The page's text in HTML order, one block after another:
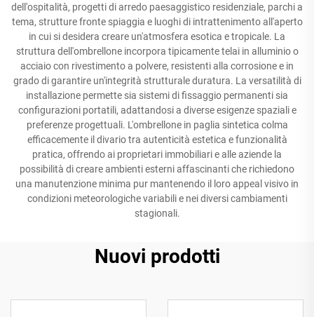
dell'ospitalità, progetti di arredo paesaggistico residenziale, parchi a
tema, strutture fronte spiaggia e luoghi di intrattenimento all'aperto
in cui si desidera creare un'atmosfera esotica e tropicale. La
struttura dell'ombrellone incorpora tipicamente telai in alluminio o
acciaio con rivestimento a polvere, resistenti alla corrosione e in
grado di garantire un'integrità strutturale duratura. La versatilità di
installazione permette sia sistemi di fissaggio permanenti sia
configurazioni portatili, adattandosi a diverse esigenze spaziali e
preferenze progettuali. L'ombrellone in paglia sintetica colma
efficacemente il divario tra autenticità estetica e funzionalità
pratica, offrendo ai proprietari immobiliari e alle aziende la
possibilità di creare ambienti esterni affascinanti che richiedono
una manutenzione minima pur mantenendo il loro appeal visivo in
condizioni meteorologiche variabili e nei diversi cambiamenti
stagionali.
Nuovi prodotti